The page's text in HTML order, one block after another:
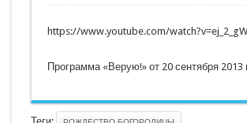
https://www.youtube.com/
Программа «Верую!» от 20 сентября 2013